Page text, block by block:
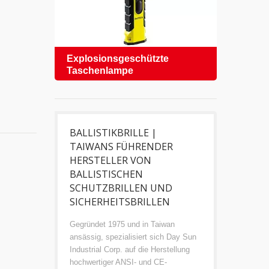
Explosionsgeschützte
Taschenlampe
BALLISTIKBRILLE |
TAIWANS FÜHRENDER
HERSTELLER VON
BALLISTISCHEN
SCHUTZBRILLEN UND
SICHERHEITSBRILLEN
Gegründet 1975 und in Taiwan
ansässig, spezialisiert sich Day Sun
Industrial Corp. auf die Herstellung
hochwertiger ANSI- und CE-